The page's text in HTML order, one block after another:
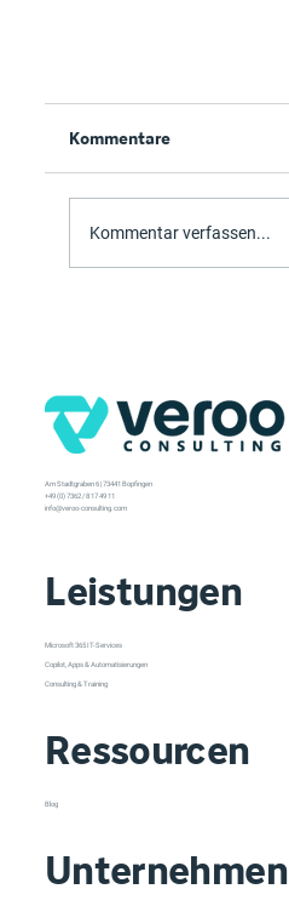
Kommentare
Kommentar verfassen...
Leistungen
Microsoft 365 IT-Services
Copilot, Apps & Automatisierungen
Consulting & Training
Unternehmen
Ressourcen
Blog
Am Stadtgraben 6 | 73441 Bopfingen
+49 (0) 7362 / 8 17 49 11
info@veroo-consulting.com